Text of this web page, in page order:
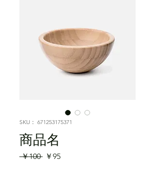
SKU： 671253175371
商品名
￥100 通￥95セ